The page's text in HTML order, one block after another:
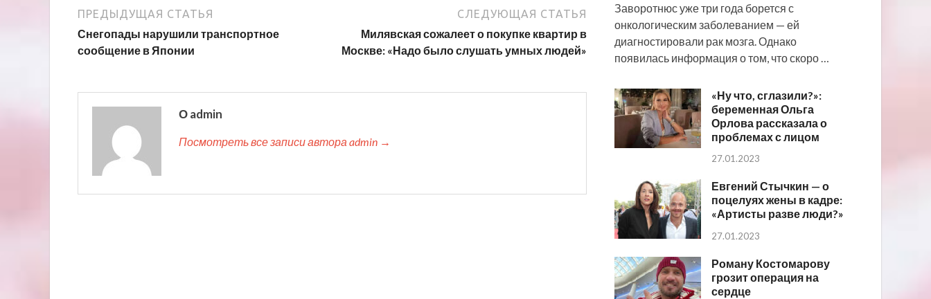
ПРЕДЫДУЩАЯ СТАТЬЯ
Снегопады нарушили транспортное
сообщение в Японии
СЛЕДУЮЩАЯ СТАТЬЯ
Милявская сожалеет о покупке квартир в
Москве: «Надо было слушать умных людей»
О admin
Посмотреть все записи автора admin →
Заворотнюс уже три года борется с
онкологическим заболеванием — ей
диагностировали рак мозга. Однако
появилась информация о том, что скоро …
«Ну что, сглазили?»:
беременная Ольга
Орлова рассказала о
проблемах с лицом
27.01.2023
Евгений Стычкин — о
поцелуях жены в кадре:
«Артисты разве люди?»
27.01.2023
Роману Костомарову
грозит операция на
сердце